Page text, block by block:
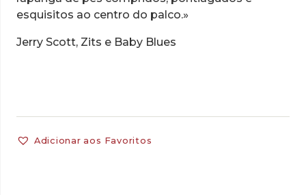
esquisitos ao centro do palco.»
Jerry Scott, Zits e Baby Blues
Adicionar aos Favoritos